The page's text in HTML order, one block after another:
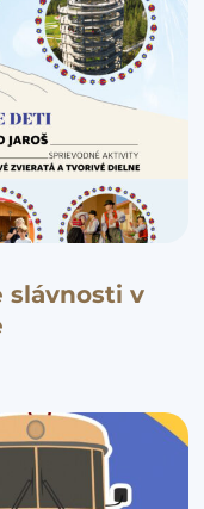
slávnosti v